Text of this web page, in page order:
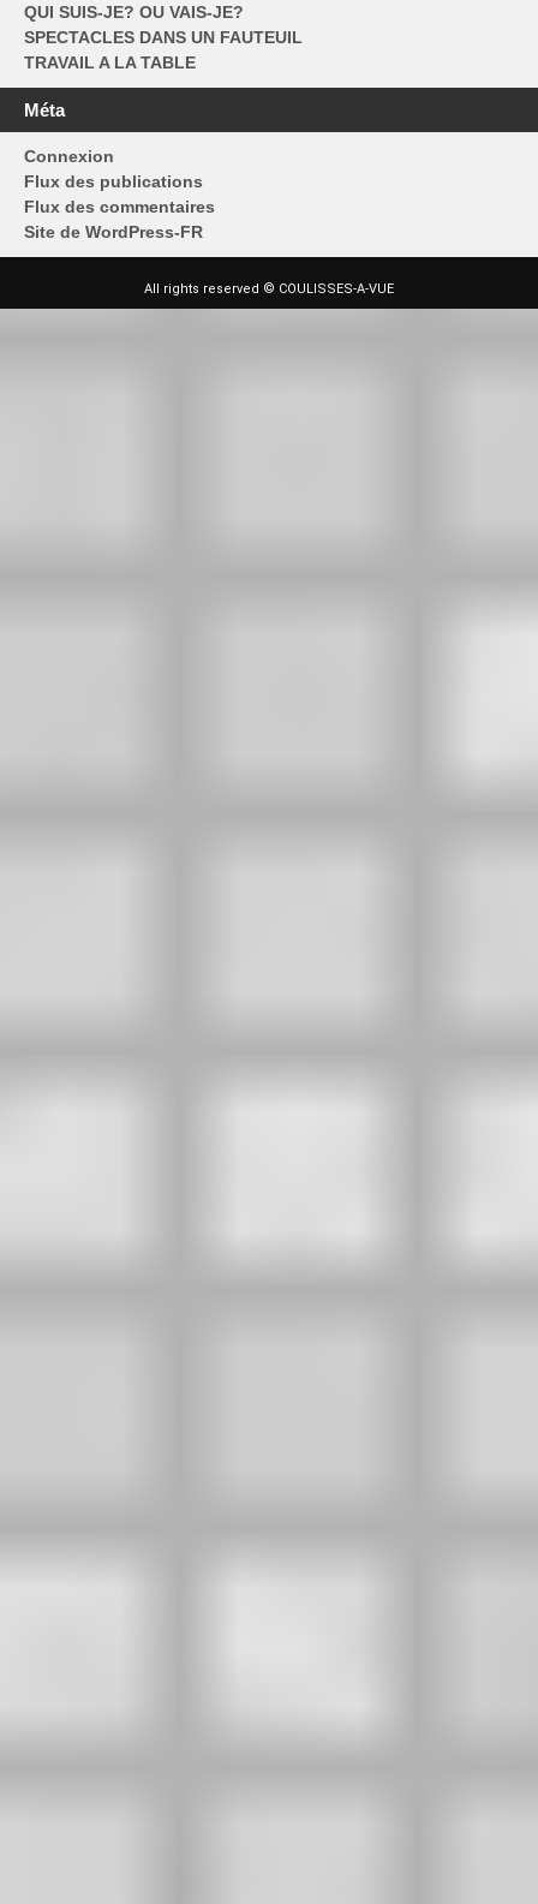
QUI SUIS-JE? OU VAIS-JE?
SPECTACLES DANS UN FAUTEUIL
TRAVAIL A LA TABLE
Méta
Connexion
Flux des publications
Flux des commentaires
Site de WordPress-FR
All rights reserved © COULISSES-A-VUE